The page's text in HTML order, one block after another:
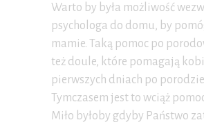
Warto by była możliwość
psychologa do domu, by
mamie. Taką pomoc po
też doule, które pomagają
pierwszych dniach po
Tymczasem jest to wciąż
Miło byłoby gdyby Państwo